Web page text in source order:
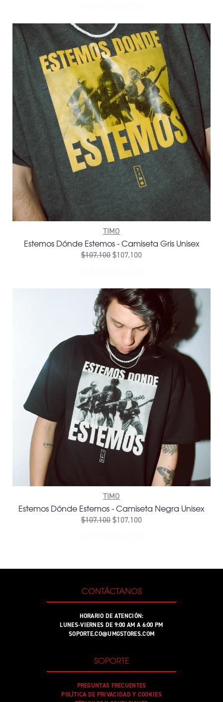
TIMO
Estemos Dónde Estemos - Camiseta Gris Unisex
$107.100$107.100
TIMO
Estemos Dónde Estemos - Camiseta Negra Unisex
$107.100$107.100
CONTÁCTANOS
HORARIO DE ATENCIÓN:
LUNES-VIERNES DE 9:00 AM A 6:00 PM
SOPORTE.CO@UMGSTORES.COM
SOPORTE
PREGUNTAS FRECUENTES
POLÍTICA DE PRIVACIDAD Y COOKIES